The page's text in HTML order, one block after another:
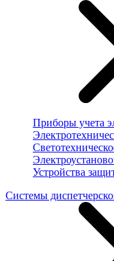
Приборы учета
Устройства
Системы